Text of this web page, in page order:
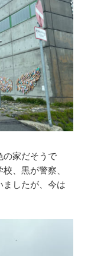
の家だそうで
、黒が警察、
ましたが、今は